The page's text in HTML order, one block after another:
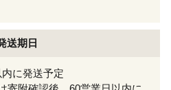
送期日
に発送予定